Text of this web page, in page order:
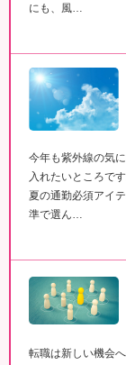
にも、風…
今年も紫外線の気
入れたいところで
夏の通勤必須アイ
準で選ん…
転職は新しい機会